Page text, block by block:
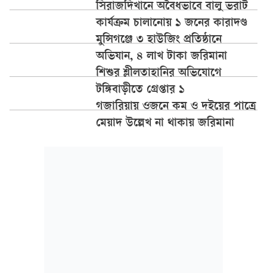
সিরাজদিখানে অবৈধভাবে বালু ভরাট
কার্যক্রম চালানোয় ১ জনের কারাদণ্ড
মুন্সিগঞ্জে ৩ হাউজিং প্রতিষ্ঠানে
অভিযান, ৪ লাখ টাকা জরিমানা
শিশুর শ্লীলতাহানির অভিযোগে
টঙ্গিবাড়ীতে গ্রেপ্তার ১
গজারিয়ায় ওজনে কম ও দইয়ের পাত্রে
মেয়াদ উল্লেখ না থাকায় জরিমানা